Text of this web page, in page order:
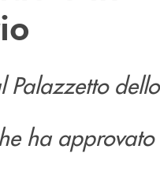
dello
ha approvato